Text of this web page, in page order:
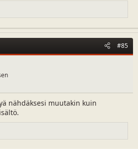
#85
nähdäksesi muutakin kuin